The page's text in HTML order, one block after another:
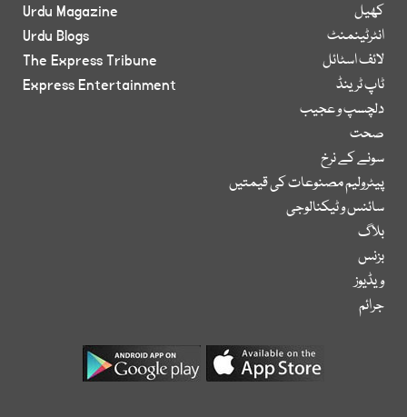
کھیل
انٹرٹینمنٹ
لائف اسٹائل
ٹاپ ٹرینڈ
دلچسپ و عجیب
صحت
سونے کے نرخ
پیٹرولیم مصنوعات کی قیمتیں
سائنس و ٹیکنالوجی
بلاگ
بزنس
ویڈیوز
جرائم
Urdu Magazine
Urdu Blogs
The Express Tribune
Express Entertainment